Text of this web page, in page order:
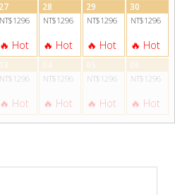
27
NT$1296
28
NT$1296
29
NT$1296
30
NT$1296
03
NT$1296
04
NT$1296
05
NT$1296
06
NT$1296